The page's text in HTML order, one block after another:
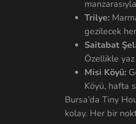
Trilye:
gezilecek
Saitabat
Özellikle
Misi Köyü:
Köyü, hafta
Bursa’da Tiny
kolay. Her bir